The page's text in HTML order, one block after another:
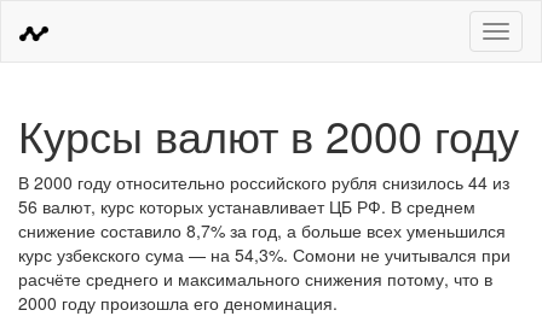
Меню
Курсы валют в 2000 году
В 2000 году относительно российского рубля снизилось 44 из
56 валют, курс которых устанавливает ЦБ РФ. В среднем
снижение составило 8,7% за год, а больше всех уменьшился
курс узбекского сума — на 54,3%. Сомони не учитывался при
расчёте среднего и максимального снижения потому, что в
2000 году произошла его деноминация.